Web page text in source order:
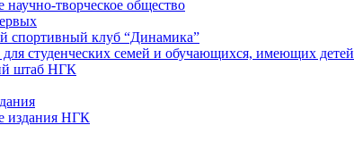
научно-творческое общество
спортивный клуб “Динамика”
студенческих семей и обучающихся, имеющих детей
штаб НГК
издания НГК